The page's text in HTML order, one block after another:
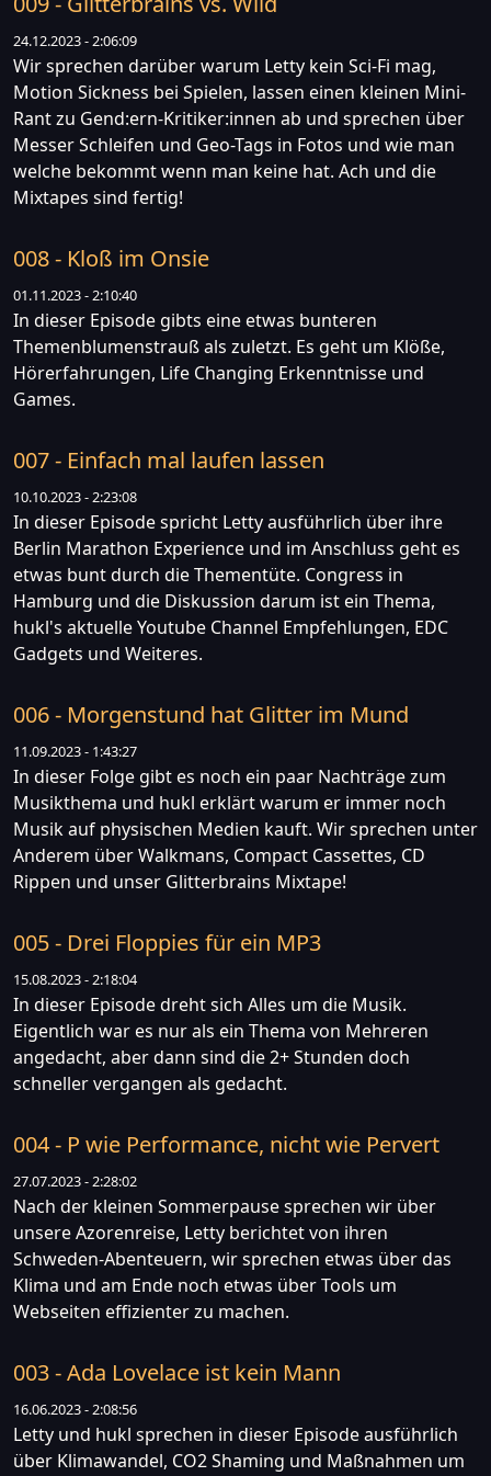
24.12.2023 - 2:06:09
Wir sprechen darüber warum Letty kein Sci-Fi mag,
Motion Sickness bei Spielen, lassen einen kleinen Mini-
Rant zu Gend:ern-Kritiker:innen ab und sprechen über
Messer Schleifen und Geo-Tags in Fotos und wie man
welche bekommt wenn man keine hat. Ach und die
Mixtapes sind fertig!
008 - Kloß im Onsie
01.11.2023 - 2:10:40
In dieser Episode gibts eine etwas bunteren
Themenblumenstrauß als zuletzt. Es geht um Klöße,
Hörerfahrungen, Life Changing Erkenntnisse und
Games.
007 - Einfach mal laufen lassen
10.10.2023 - 2:23:08
In dieser Episode spricht Letty ausführlich über ihre
Berlin Marathon Experience und im Anschluss geht es
etwas bunt durch die Thementüte. Congress in
Hamburg und die Diskussion darum ist ein Thema,
hukl's aktuelle Youtube Channel Empfehlungen, EDC
Gadgets und Weiteres.
006 - Morgenstund hat Glitter im Mund
11.09.2023 - 1:43:27
In dieser Folge gibt es noch ein paar Nachträge zum
Musikthema und hukl erklärt warum er immer noch
Musik auf physischen Medien kauft. Wir sprechen unter
Anderem über Walkmans, Compact Cassettes, CD
Rippen und unser Glitterbrains Mixtape!
005 - Drei Floppies für ein MP3
15.08.2023 - 2:18:04
In dieser Episode dreht sich Alles um die Musik.
Eigentlich war es nur als ein Thema von Mehreren
angedacht, aber dann sind die 2+ Stunden doch
schneller vergangen als gedacht.
004 - P wie Performance, nicht wie Pervert
27.07.2023 - 2:28:02
Nach der kleinen Sommerpause sprechen wir über
unsere Azorenreise, Letty berichtet von ihren
Schweden-Abenteuern, wir sprechen etwas über das
Klima und am Ende noch etwas über Tools um
Webseiten effizienter zu machen.
003 - Ada Lovelace ist kein Mann
16.06.2023 - 2:08:56
Letty und hukl sprechen in dieser Episode ausführlich
über Klimawandel, CO2 Shaming und Maßnahmen um